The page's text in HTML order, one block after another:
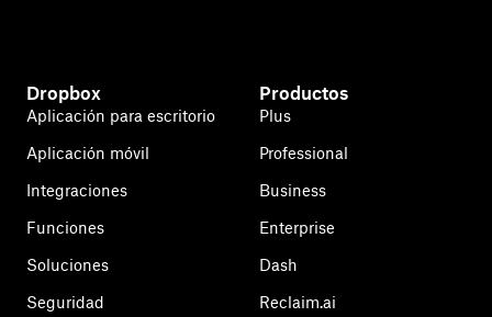
Dropbox
Aplicación para escritorio
Aplicación móvil
Integraciones
Funciones
Soluciones
Seguridad
Productos
Plus
Professional
Business
Enterprise
Dash
Reclaim.ai